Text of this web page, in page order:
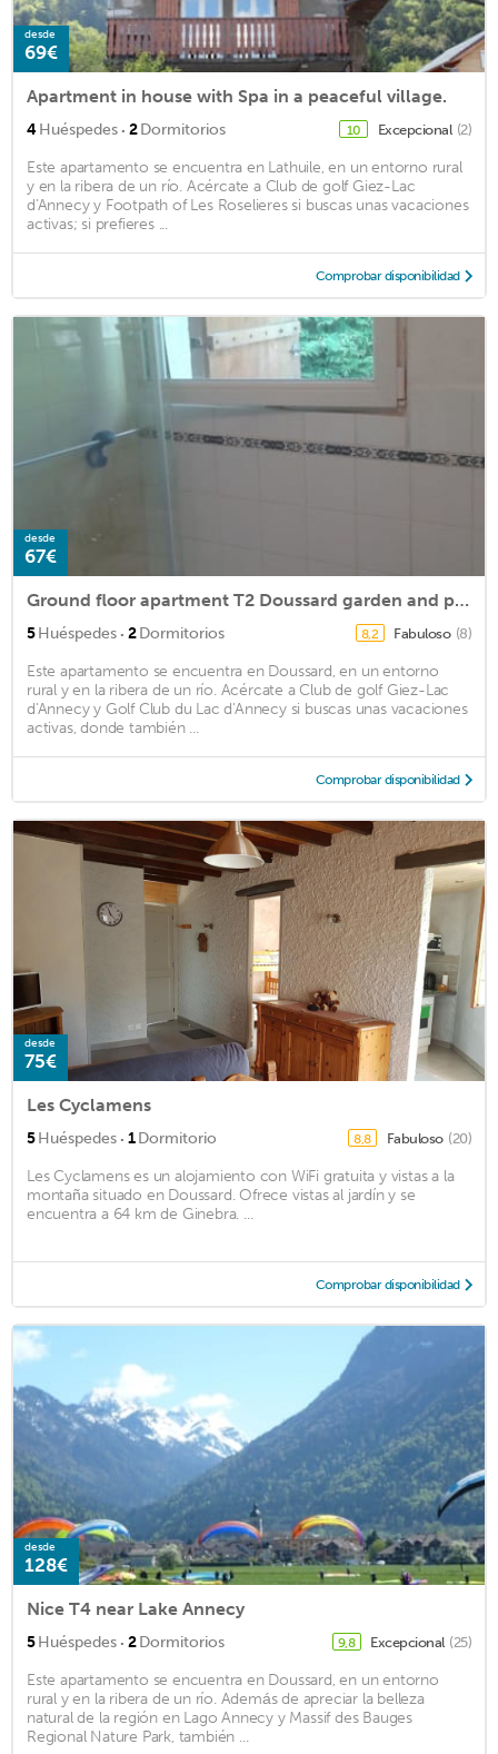
desde
69€
Apartment in house with Spa in a peaceful village.
4Huéspedes · 2Dormitorios 10 Excepcional (2)
Este apartamento se encuentra en Lathuile, en un entorno rural
y en la ribera de un río. Acércate a Club de golf Giez-Lac
d'Annecy y Footpath of Les Roselieres si buscas unas vacaciones
activas; si prefieres ...
Comprobar disponibilidad
desde
67€
Ground floor apartment T2 Doussard garden and parking
5Huéspedes · 2Dormitorios 8,2 Fabuloso (8)
Este apartamento se encuentra en Doussard, en un entorno
rural y en la ribera de un río. Acércate a Club de golf Giez-Lac
d'Annecy y Golf Club du Lac d'Annecy si buscas unas vacaciones
activas, donde también ...
Comprobar disponibilidad
desde
75€
Les Cyclamens
5Huéspedes · 1Dormitorio 8,8 Fabuloso (20)
Les Cyclamens es un alojamiento con WiFi gratuita y vistas a la
montaña situado en Doussard. Ofrece vistas al jardín y se
encuentra a 64 km de Ginebra. ...
Comprobar disponibilidad
desde
128€
Nice T4 near Lake Annecy
5Huéspedes · 2Dormitorios 9,8 Excepcional (25)
Este apartamento se encuentra en Doussard, en un entorno
rural y en la ribera de un río. Además de apreciar la belleza
natural de la región en Lago Annecy y Massif des Bauges
Regional Nature Park, también ...